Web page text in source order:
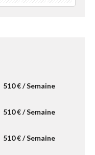
510 € / Semaine
510 € / Semaine
510 € / Semaine